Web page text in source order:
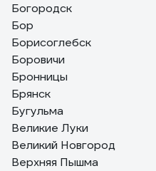
Богородск
Бор
Борисоглебск
Боровичи
Бронницы
Брянск
Бугульма
Великие Луки
Великий Новгород
Верхняя Пышма